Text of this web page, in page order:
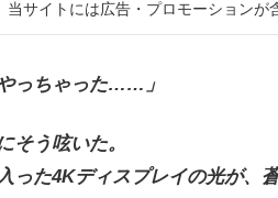
当サイトには広告・プロモーションが
っちゃった……」
そう呟いた。
った4Kディスプレイの光が、